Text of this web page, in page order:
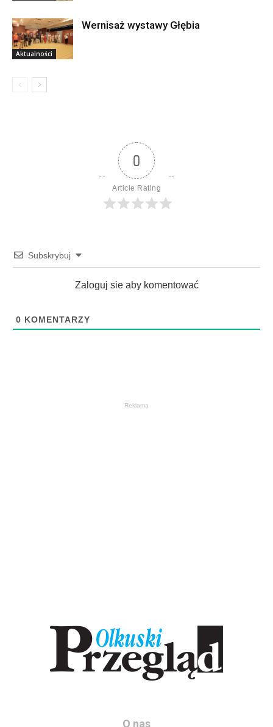
Aktualności
Wernisaż wystawy Głębia
0
Article Rating
Subskrybuj
Zaloguj sie aby komentować
0 KOMENTARZY
Reklama
O nas